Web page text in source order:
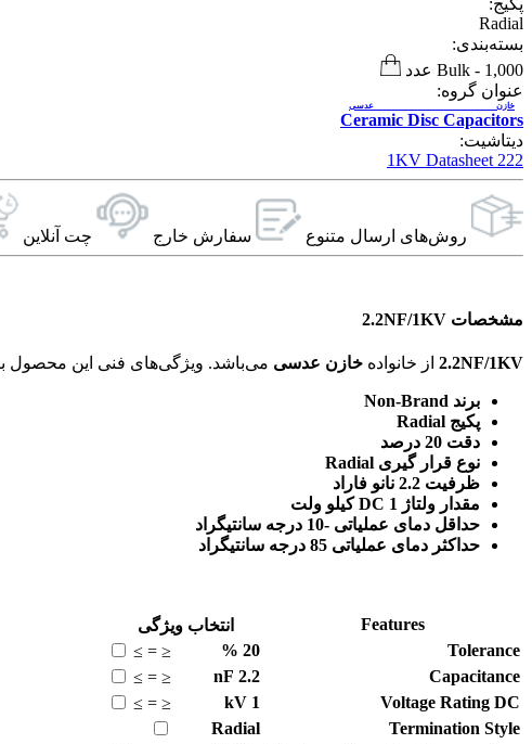
Radial
بسته‌بندی:
Bulk - 1,000 عدد
عنوان گروه:
Ceramic Disc Capacitors
خازن عدسی
دیتاشیت:
222 1KV Datasheet
روش‌های ارسال‌ متنوع سفارش خارج چت آنلاین
مشخصات 2.2NF/1KV
2.2NF/1KV از خانواده خازن عدسی
برند Non-Brand
پکیج Radial
دقت 20 درصد
نوع قرار گیری Radial
ظرفیت 2.2 نانو فاراد
مقدار ولتاژ DC 1 کیلو ولت
حداقل دمای عملیاتی -10 درجه سانتیگراد
حداکثر دمای عملیاتی 85 درجه سانتیگراد
Features
انتخاب ویژگی
Tolerance
20
%
≤
=
≥
Capacitance
2.2
nF
≤
=
≥
Voltage Rating DC
1
kV
≤
=
≥
Termination Style
Radial